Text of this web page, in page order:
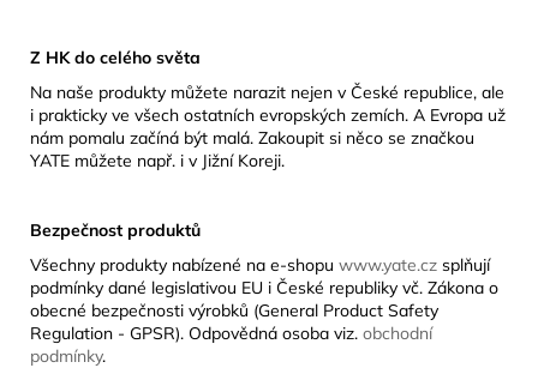
Z HK do celého světa
Na naše produkty můžete narazit nejen v České republice, ale
i prakticky ve všech ostatních evropských zemích. A Evropa už
nám pomalu začíná být malá. Zakoupit si něco se značkou
YATE můžete např. i v Jižní Koreji.
Bezpečnost produktů
Všechny produkty nabízené na e-shopu www.yate.cz splňují
podmínky dané legislativou EU i České republiky vč. Zákona o
obecné bezpečnosti výrobků (General Product Safety
Regulation - GPSR). Odpovědná osoba viz. obchodní
podmínky.